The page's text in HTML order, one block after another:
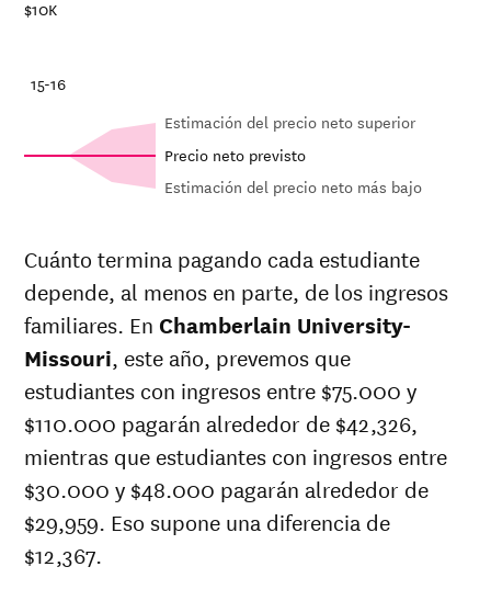
$10K
15-16
Estimación del precio neto superior
Precio neto previsto
Estimación del precio neto más bajo
Year
price at
Chamberlain
University-
Missouri
at
Chamberlain
University-
Missouri
26-
27
$34,286
$46,271
25-
26
$33,575
$45,311
24-
25
$44,371
23-
24
$31,591
$42,634
22-
Cuánto termina pagando cada estudiante
depende, al menos en parte, de los ingresos
familiares. En Chamberlain University-
Missouri, este año, prevemos que
estudiantes con ingresos entre $75.000 y
$110.000 pagarán alrededor de $42,326,
mientras que estudiantes con ingresos entre
$30.000 y $48.000 pagarán alrededor de
$29,959. Eso supone una diferencia de
$12,367.